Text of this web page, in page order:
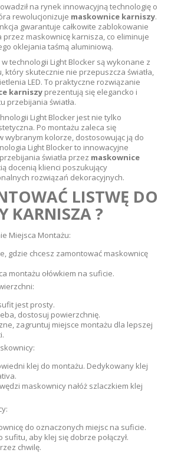
na rynek innowacyjną technologię o
rewolucjonizuje maskownice karniszy.
gwarantuje całkowite zablokowanie
przez maskownicę karnisza, co eliminuje
oklejania taśmą aluminiową.
w technologii Light Blocker są wykonane z
który skutecznie nie przepuszcza światła,
LED. To praktyczne rozwiązanie
karniszy prezentują się elegancko i
przebijania światła.
Light Blocker jest nie tylko
Po montażu zaleca się
wybranym kolorze, dostosowując ją do
Light Blocker to innowacyjne
światła przez maskownice
docenią klienci poszukujący
rozwiązań dekoracyjnych.
LISTWĘ DO
KARNISZA ?
Miejsca Montażu:
gdzie chcesz zamontować maskownicę
montażu ołówkiem na suficie.
jest prosty.
dostosuj powierzchnię.
zagruntuj miejsce montażu dla lepszej
klej do montażu. Dedykowany klej
maskownicy nałóż szlaczkiem klej
do oznaczonych miejsc na suficie.
sufitu, aby klej się dobrze połączył.
chwilę.